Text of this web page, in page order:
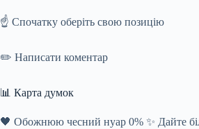
☝️ Спочатку оберіть свою позицію
✏️ Написати коментар
📊 Карта думок
🖤 Обожнюю чесний нуар 0% ✨ Дайте